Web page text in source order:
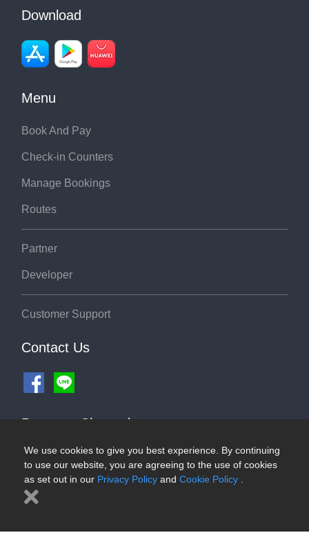
We use cookies to give you best experience. By continuing
to use our website, you are agreeing to the use of cookies
as set out in our Privacy Policy and Cookie Policy
Download
Menu
Book And Pay
Check-in Counters
Manage Bookings
Routes
Partner
Developer
Customer Support
Contact Us
Payment Channel